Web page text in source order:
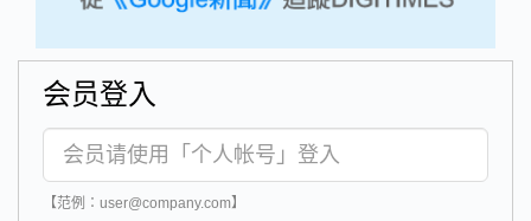
会员登入
【范例：user@company.com】